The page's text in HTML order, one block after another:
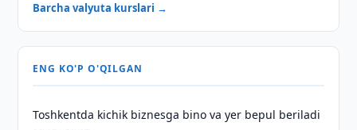
Barcha valyuta kurslari →
ENG KO'P O'QILGAN
Toshkentda kichik biznesga bino va yer bepul beriladi